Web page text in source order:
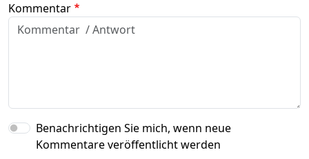
Kommentar
Benachrichtigen Sie mich, wenn neue
Kommentare veröffentlicht werden